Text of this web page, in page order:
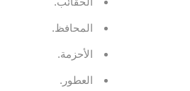
المحافظ.
الأحزمة.
العطور.